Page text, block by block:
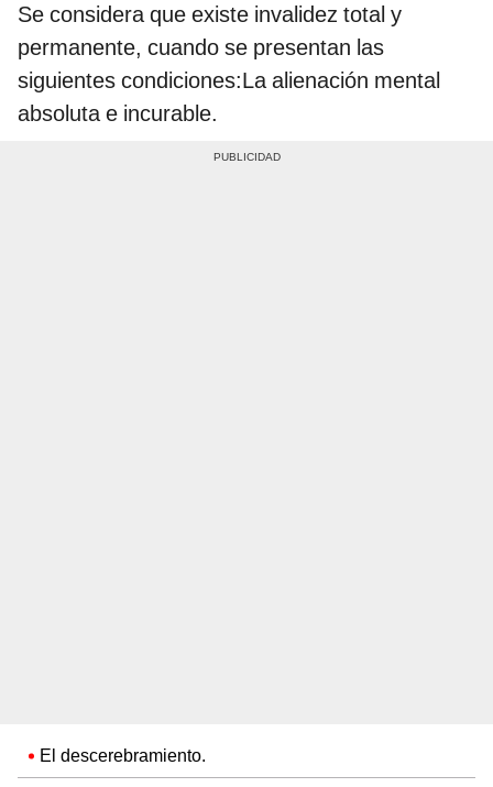
Se considera que existe invalidez total y
permanente, cuando se presentan las
siguientes condiciones:La alienación mental
absoluta e incurable.
El descerebramiento.